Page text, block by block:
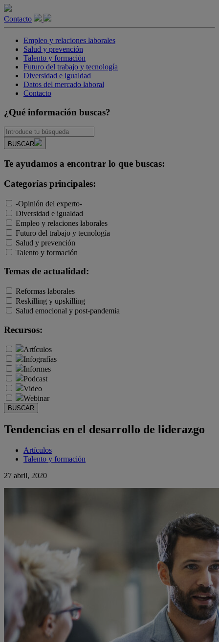
Contacto
Empleo y relaciones laborales
Salud y prevención
Talento y formación
Futuro del trabajo y tecnología
Diversidad e igualdad
Datos del mercado laboral
Contacto
¿Qué información buscas?
BUSCAR
Te ayudamos a encontrar lo que buscas:
Categorías principales:
-Opinión del experto-
Diversidad e igualdad
Empleo y relaciones laborales
Futuro del trabajo y tecnología
Salud y prevención
Talento y formación
Temas de actualidad:
Reformas laborales
Reskilling y upskilling
Salud emocional y post-pandemia
Recursos:
Artículos
Infografías
Informes
Podcast
Video
Webinar
BUSCAR
Tendencias en el desarrollo de liderazgo
Artículos
Talento y formación
27 abril, 2020